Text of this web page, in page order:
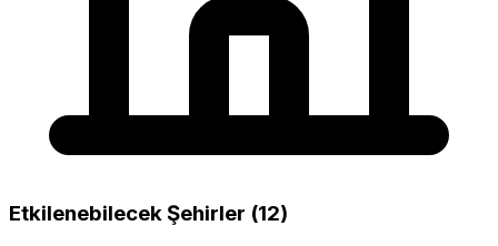
Etkilenebilecek Şehirler (12)